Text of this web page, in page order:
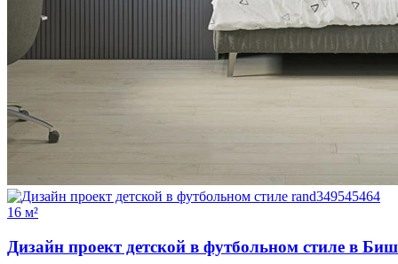
16 м²
Дизайн проект детской в футбольном стиле в